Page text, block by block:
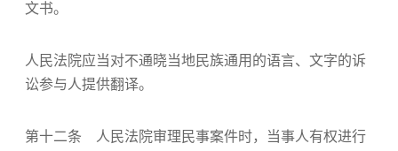
文书。
人民法院应当对不通晓当地民族通用的语言、文字的诉
讼参与人提供翻译。
第十二条 人民法院审理民事案件时，当事人有权进行